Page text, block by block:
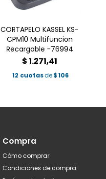
CORTAPELO KASSEL KS-
CPM10 Multifuncion
Recargable -76994
$1.271,41
12 cuotasde$106
Compra
Cómo comprar
Condiciones de compra